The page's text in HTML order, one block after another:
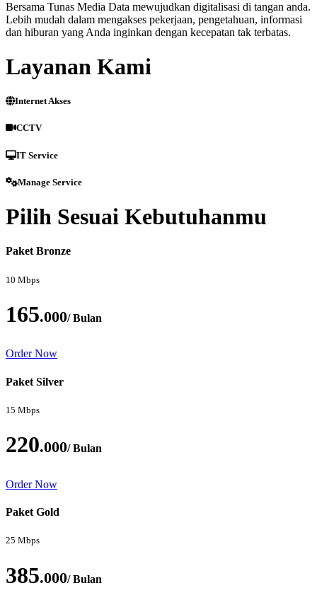
Bersama Tunas Media Data mewujudkan digitalisasi di tangan anda.
Lebih mudah dalam mengakses pekerjaan, pengetahuan, informasi
dan hiburan yang Anda inginkan dengan kecepatan tak terbatas.
Layanan Kami
Internet Akses
CCTV
IT Service
Manage Service
Pilih Sesuai Kebutuhanmu
Paket Bronze
10 Mbps
165.000/ Bulan
Order Now
Paket Silver
15 Mbps
220.000/ Bulan
Order Now
Paket Gold
25 Mbps
385.000/ Bulan